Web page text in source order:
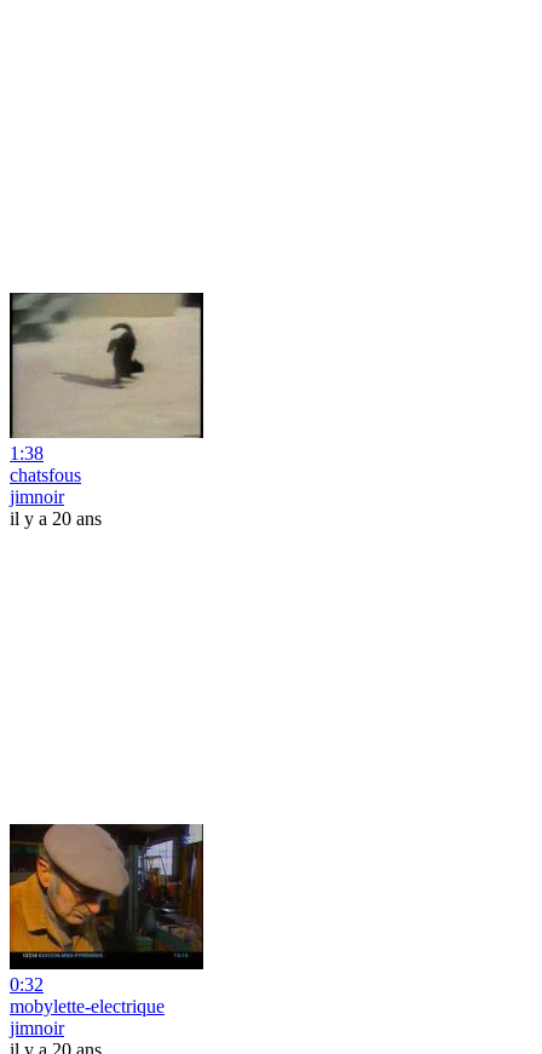
1:38
chatsfous
jimnoir
il y a 20 ans
0:32
mobylette-electrique
jimnoir